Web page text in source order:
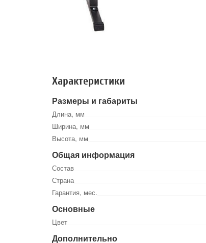
Характеристики
Размеры и габариты
Длина, мм
Ширина, мм
Высота, мм
Общая информация
Состав
Страна
Гарантия, мес.
Основные
Цвет
Дополнительно